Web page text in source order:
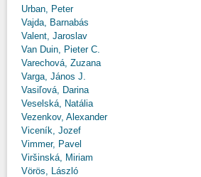
Urban, Peter
Vajda, Barnabás
Valent, Jaroslav
Van Duin, Pieter C.
Varechová, Zuzana
Varga, János J.
Vasiľová, Darina
Veselská, Natália
Vezenkov, Alexander
Viceník, Jozef
Vimmer, Pavel
Viršinská, Miriam
Vörös, László